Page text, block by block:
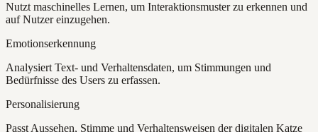
Nutzt maschinelles Lernen, um Interaktionsmuster zu erkennen und
auf Nutzer einzugehen.
Emotionserkennung
Analysiert Text- und Verhaltensdaten, um Stimmungen und
Bedürfnisse des Users zu erfassen.
Personalisierung
Passt Aussehen, Stimme und Verhaltensweisen der digitalen Katze